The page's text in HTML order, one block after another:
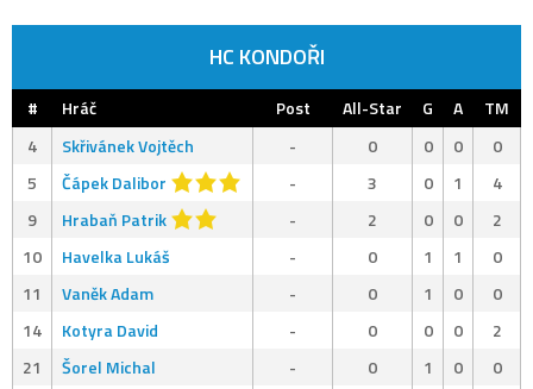
HC KONDOŘI
# Hráč Post All-Star G A
TM
4
Skřivánek Vojtěch - 0 0 0
0
5
Čápek Dalibor - 3 0 1
4
9
Hrabaň Patrik - 2 0 0
2
10
Havelka Lukáš - 0 1 1
0
11
Vaněk Adam - 0 1 0
0
14
Kotyra David - 0 0 0
2
21
Šorel Michal - 0 1 0
0